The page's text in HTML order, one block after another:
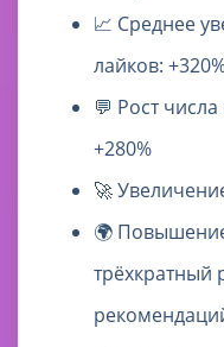
📈 Среднее
лайков:
💬 Рост
+280%
🚀
🌍
трёхкратный